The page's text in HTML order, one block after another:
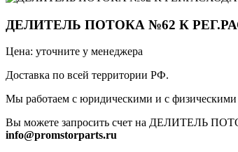
ДЕЛИТЕЛЬ ПОТОКА №62 К
Цена: уточните у менеджера
Доставка по всей территории РФ.
Мы работаем с юридическими и с физическими
Вы можете запросить счет на ДЕЛИТЕЛЬ
info@promstorparts.ru